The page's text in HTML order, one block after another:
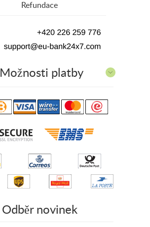
Refundace
Možnosti platby
Odběr novinek